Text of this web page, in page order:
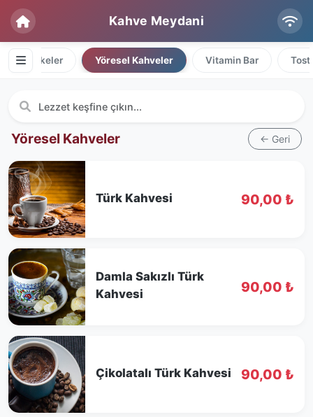
Kahve Meydani
Milkshakeler Yöresel Kahveler Vitamin Bar
Yöresel Kahveler ← Geri
Türk Kahvesi 90,00 ₺
Damla Sakızlı Türk
Kahvesi
90,00 ₺
Çikolatalı Türk Kahvesi 90,00 ₺